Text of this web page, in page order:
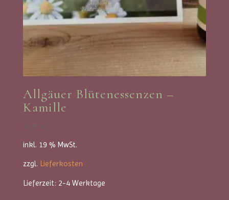
Allgäuer Blütenessenzen –
Kamille
17,95 €
inkl. 19 % MwSt.
zzgl. Lieferkosten
Lieferzeit: 2-4 Werktage